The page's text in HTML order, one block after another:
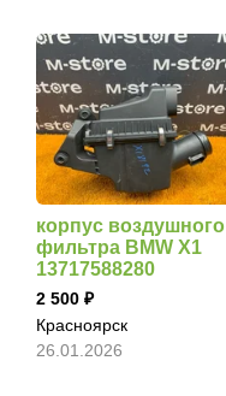
корпус воздушного
фильтра BMW X1
13717588280
2 500
Красноярск
26.01.2026